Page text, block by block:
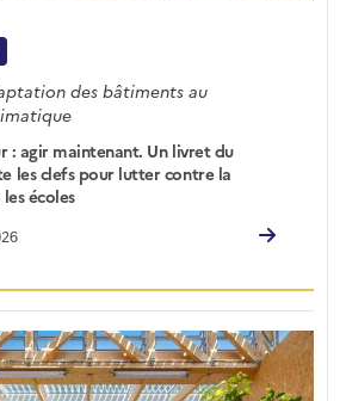
des bâtiments au
: agir maintenant. Un livret du
les clefs pour lutter contre la
écoles